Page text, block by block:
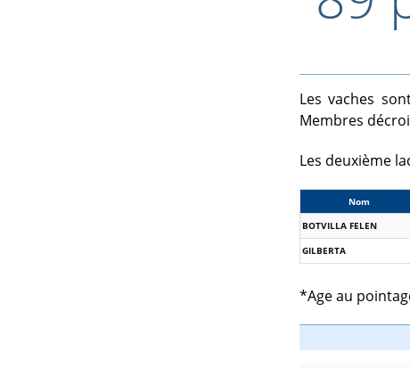
Les vaches
Membres
Les deuxième
Nom
BOTVILLA FELEN
GILBERTA
*Age au